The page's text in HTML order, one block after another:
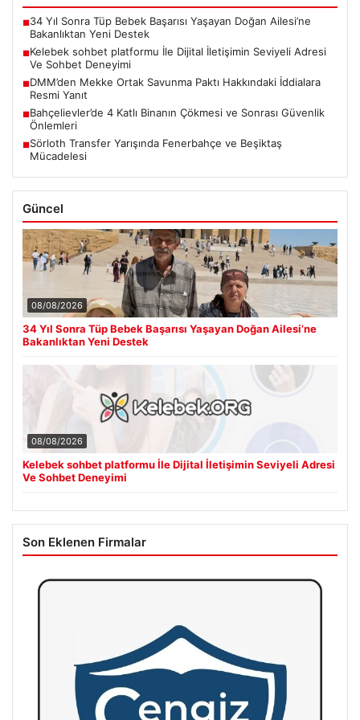
■34 Yıl Sonra Tüp Bebek Başarısı Yaşayan Doğan Ailesi’ne
Bakanlıktan Yeni Destek
■Kelebek sohbet platformu İle Dijital İletişimin Seviyeli Adresi
Ve Sohbet Deneyimi
■DMM’den Mekke Ortak Savunma Paktı Hakkındaki İddialara
Resmi Yanıt
■Bahçelievler’de 4 Katlı Binanın Çökmesi ve Sonrası Güvenlik
Önlemleri
■Sörloth Transfer Yarışında Fenerbahçe ve Beşiktaş
Mücadelesi
Güncel
08/08/2026
34 Yıl Sonra Tüp Bebek Başarısı Yaşayan Doğan Ailesi’ne
Bakanlıktan Yeni Destek
08/08/2026
Kelebek sohbet platformu İle Dijital İletişimin Seviyeli Adresi
Ve Sohbet Deneyimi
Son Eklenen Firmalar